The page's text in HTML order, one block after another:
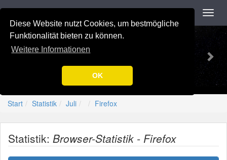
Diese Website nutzt Cookies, um bestmögliche
Funktionalität bieten zu können.
Weitere Informationen
OK
Navigation
Previous-=[Nation-7.de]=-
Start Statistik Juli Firefox
Statistik: Browser-Statistik - Firefox